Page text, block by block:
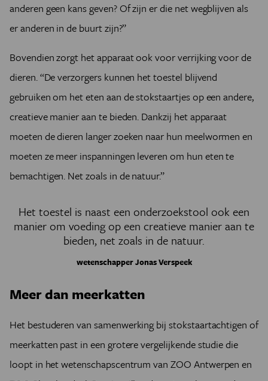
anderen geen kans geven? Of zijn er die net wegblijven als
er anderen in de buurt zijn?”
Bovendien zorgt het apparaat ook voor verrijking voor de
dieren. “De verzorgers kunnen het toestel blijvend
gebruiken om het eten aan de stokstaartjes op een andere,
creatieve manier aan te bieden. Dankzij het apparaat
moeten de dieren langer zoeken naar hun meelwormen en
moeten ze meer inspanningen leveren om hun eten te
bemachtigen. Net zoals in de natuur.”
Het toestel is naast een onderzoekstool ook een
manier om voeding op een creatieve manier aan te
bieden, net zoals in de natuur.
wetenschapper Jonas Verspeek
Meer dan meerkatten
Het bestuderen van samenwerking bij stokstaartachtigen of
meerkatten past in een grotere vergelijkende studie die
loopt in het wetenschapscentrum van ZOO Antwerpen en